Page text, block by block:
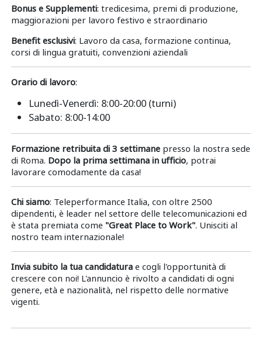
Bonus e Supplementi: tredicesima, premi di produzione,
maggiorazioni per lavoro festivo e straordinario
Benefit esclusivi: Lavoro da casa, formazione continua,
corsi di lingua gratuiti, convenzioni aziendali
Orario di lavoro:
Lunedì-Venerdì: 8:00-20:00 (turni)
Sabato: 8:00-14:00
Formazione retribuita di 3 settimanepresso la nostra sede
di Roma. Dopo la prima settimana in ufficio, potrai
lavorare comodamente da casa!
Chi siamo: Teleperformance Italia, con oltre 2500
dipendenti, è leader nel settore delle telecomunicazioni ed
è stata premiata come "Great Place to Work". Unisciti al
nostro team internazionale!
Invia subito la tua candidaturae cogli l'opportunità di
crescere con noi! L'annuncio è rivolto a candidati di ogni
genere, età e nazionalità, nel rispetto delle normative
vigenti.